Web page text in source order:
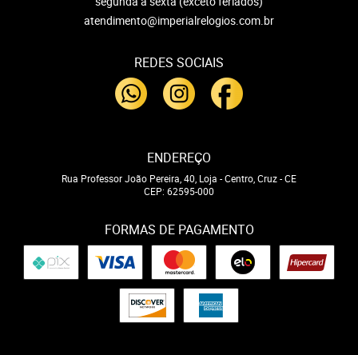
atendimento@imperialrelogios.com.br
REDES SOCIAIS
ENDEREÇO
Rua Professor João Pereira, 40, Loja -Centro, Cruz-CE
CEP: 62595-000
FORMAS DE PAGAMENTO